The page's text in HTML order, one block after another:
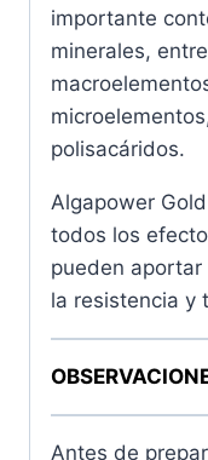
importante
minerales,
polisacáridos.
Algapower
todos los
pueden aportar
la resistencia y
Antes de